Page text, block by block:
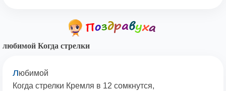
любимой Когда стрелки
любимой
Когда стрелки Кремля в 12 сомкнутся,